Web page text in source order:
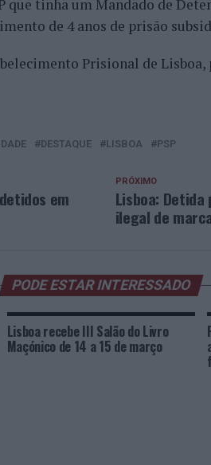
que tinha um Mandado de
de 4 anos de prisão
Prisional de Lisboa,
DESTAQUE LISBOA PSP
PRÓXIMO
Lisboa:
ilegal de
em
PODE ESTAR INTERESSADO
Lisboa recebe III Salão do Livro
Maçónico de 14 a 15 de março